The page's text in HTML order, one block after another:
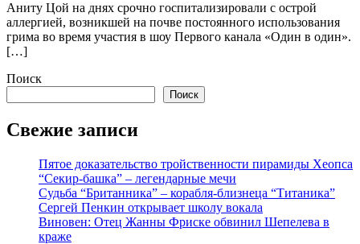
Аниту Цой на днях срочно госпитализировали с острой
аллергией, возникшей на почве постоянного использования
грима во время участия в шоу Первого канала «Один в один».
[…]
Поиск
Поиск
Свежие записи
Пятое доказательство тройственности пирамиды Хеопса
“Секир-башка” – легендарные мечи
Судьба “Британника” – корабля-близнеца “Титаника”
Сергей Пенкин открывает школу вокала
Виновен: Отец Жанны Фриске обвинил Шепелева в
краже